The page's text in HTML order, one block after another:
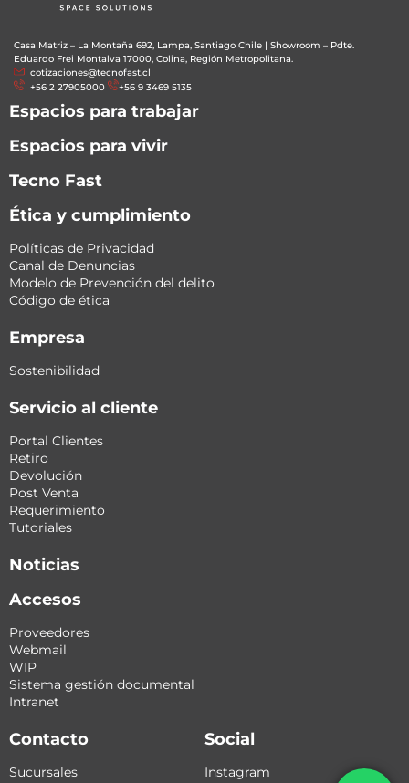
Casa Matriz – La Montaña 692, Lampa, Santiago Chile | Showroom – Pdte.
Eduardo Frei Montalva 17000, Colina, Región Metropolitana.
cotizaciones@tecnofast.cl
+56 2 27905000
+56 9 3469 5135
Espacios para trabajar
Espacios para vivir
Tecno Fast
Ética y cumplimiento
Políticas de Privacidad
Canal de Denuncias
Modelo de Prevención del delito
Código de ética
Empresa
Sostenibilidad
Servicio al cliente
Portal Clientes
Retiro
Devolución
Post Venta
Requerimiento
Tutoriales
Noticias
Accesos
Proveedores
Webmail
WIP
Sistema gestión documental
Intranet
Contacto
Sucursales
Social
Instagram